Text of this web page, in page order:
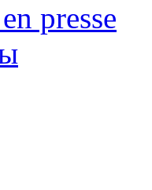
presse